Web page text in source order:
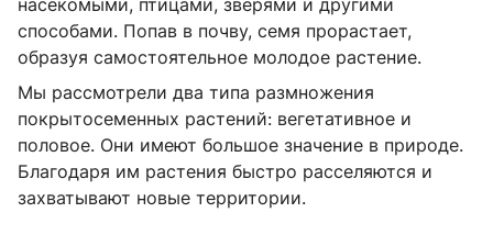
способами. Попав в почву, семя прорастает,
образуя самостоятельное молодое растение.
Мы рассмотрели два типа размножения
покрытосеменных растений: вегетативное и
половое. Они имеют большое значение в природе.
Благодаря им растения быстро расселяются и
захватывают новые территории.